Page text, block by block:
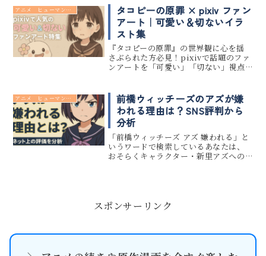
選択肢があるのかをわかりやすくまと
めました。放送を見逃してしまった...
アニメ ヒューマンドラマ
タコピーの原罪 × pixiv ファン
アート｜可愛い＆切ないイラ
スト集
『タコピーの原罪』の世界観に心を揺
さぶられた方必見！pixivで話題のファ
ンアートを「可愛い」「切ない」視点
作品をまとめ、その魅力や作者の想いを
深掘りします。自分だけのお気...
アニメ ヒューマンドラマ
前橋ウィッチーズのアズが嫌
われる理由は？SNS評判から
分析
「前橋ウィッチーズ アズ 嫌われる」と
いうワードで検索しているあなたは、
おそらくキャラクター・新里アズへの
スポンサーリンク